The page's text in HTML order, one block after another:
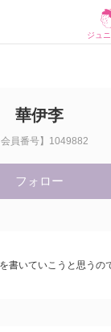
ジュ
華伊李
会員番号】1049882
フォロー
書いていこうと思うの